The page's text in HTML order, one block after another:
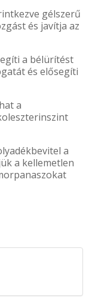
gélszerű
és javítja az
a bélürítést
és elősegíti
a
a
a kellemetlen